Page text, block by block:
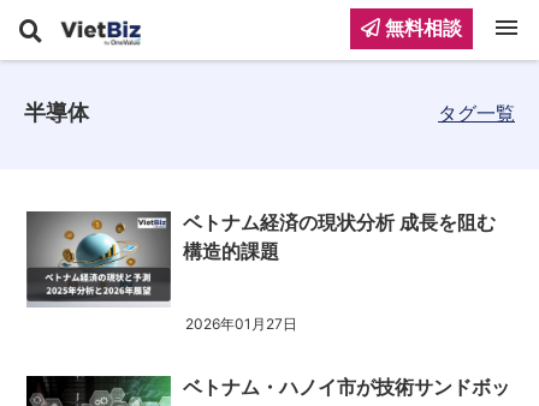
半導体 タグ一覧
ベトナム経済の現状分析 成長を阻む
構造的課題
2026年01月27日
ベトナム・ハノイ市が技術サンドボッ
無料相談 menu